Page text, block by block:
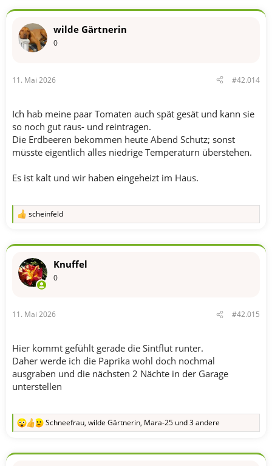
k
o
:
wilde Gärtnerin
0
11. Mai 2026 #42.014
Ich hab meine paar Tomaten auch spät gesät und kann sie
so noch gut raus- und reintragen.
Die Erdbeeren bekommen heute Abend Schutz; sonst
müsste eigentlich alles niedrige Temperaturn überstehen.
Es ist kalt und wir haben eingeheizt im Haus.
R
k
o
:
scheinfeld
Knuffel
0
11. Mai 2026 #42.015
Hier kommt gefühlt gerade die Sintflut runter.
Daher werde ich die Paprika wohl doch nochmal
ausgraben und die nächsten 2 Nächte in der Garage
unterstellen
R
k
Schneefrau, wilde Gärtnerin, Mara-25 und 3 andere